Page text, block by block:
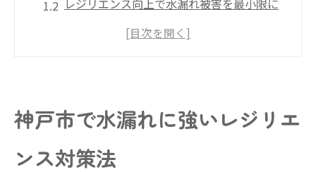
レジリエンス向上で水漏れ被害を最小限に
神戸市で効果的な水漏れ予防策とは
水漏れトラブルを防ぐための基礎知識
水漏れの主な原因と発生リスクを理解する
神戸市で水漏れに強いレジリエ
ンス対策法